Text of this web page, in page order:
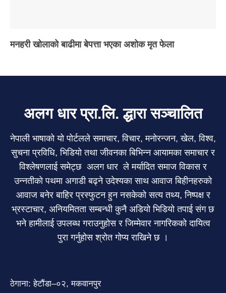
मनहरी खोलाको बाढीमा बेपत्ता भएका अशोक मृत फेला
अलग धार प्रा.लि. द्धारा सञ्चालित
नेपाली भाषाको यो पोर्टलले समाचार, विचार, मनोरन्जन, खेल, विश्व,
सुचना प्रविधि, भिडियो तथा जीवनका बिभिन्न आयामका समाचार र
विश्लेषणलाई समेट्छ अलग धार ले मर्यादित समाज विकास र
उन्नतीको पथमा अगाडी बढ्ने उदेश्यका साथ आवाज बिहीनहरुको
आवाज बनेर बाहिर प्रस्फुटन हुन नसकेको सत्य तथ्य, निष्पक्ष र
भ्रस्टाचार, अनियमितता सम्बन्धी कुनै अडियो भिडियो तपाई संग छ
भने हामीलाई उपलब्ध गराउनुहोस र जिम्मेवार नागरिकको दायित्व
पुरा गर्नुहोस श्रोत गोप्य राखिने छ ।
ठेगाना: हेटौंडा–०२, मकवानपुर